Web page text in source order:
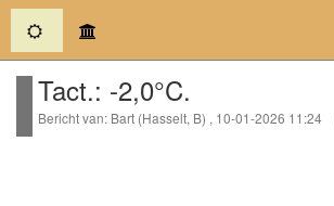
(current)
Tact.: -2,0°C.
Bericht van: Bart (Hasselt, B) , 10-01-2026 11:24